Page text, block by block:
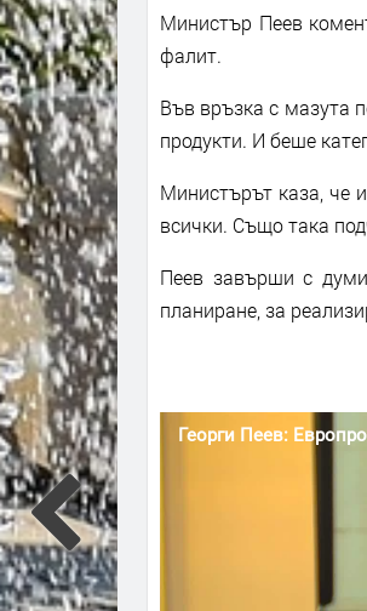
Министър Пеев
фалит.
Във връзка с мазута
продукти. И беше
Министърът каза, че
всички. Също така
Пеев завърши с
планиране, за